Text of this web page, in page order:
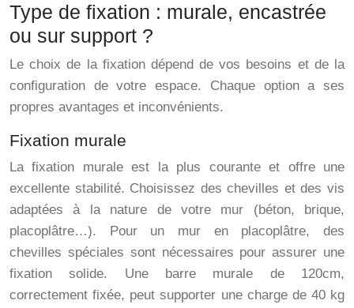
Type de fixation : murale, encastrée
ou sur support ?
Le choix de la fixation dépend de vos besoins et de la
configuration de votre espace. Chaque option a ses
propres avantages et inconvénients.
Fixation murale
La fixation murale est la plus courante et offre une
excellente stabilité. Choisissez des chevilles et des vis
adaptées à la nature de votre mur (béton, brique,
placoplâtre…). Pour un mur en placoplâtre, des
chevilles spéciales sont nécessaires pour assurer une
fixation solide. Une barre murale de 120cm,
correctement fixée, peut supporter une charge de 40 kg